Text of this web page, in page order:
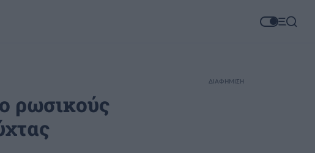
ρωσικούς
ΔΙΑΦΗΜΙΣΗ